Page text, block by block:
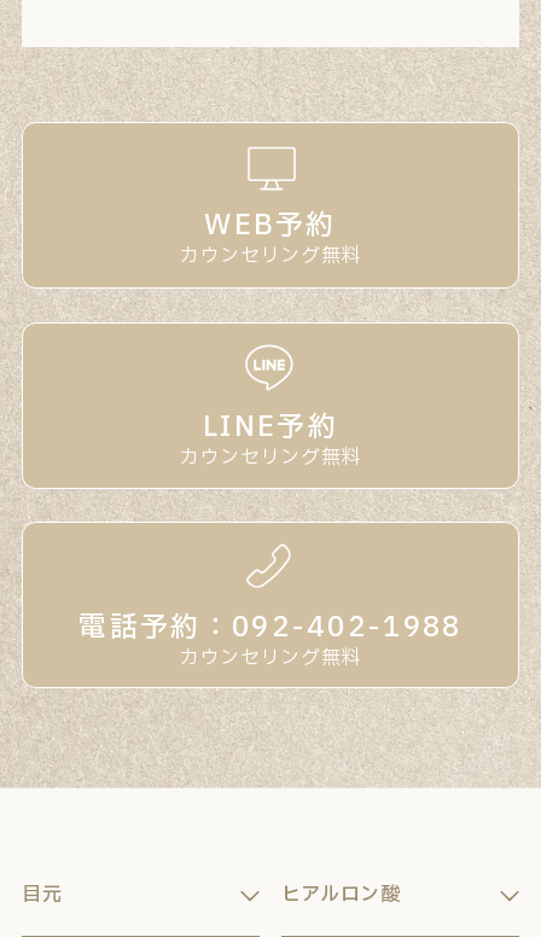
WEB予約
カウンセリング無料
LINE予約
カウンセリング無料
電話予約：092-402-1988
カウンセリング無料
目元 ヒアルロン酸